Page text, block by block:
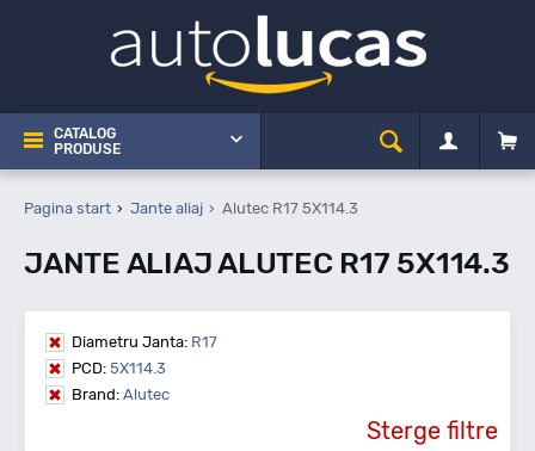
CATALOG
PRODUSE
Pagina start Jante aliaj Alutec R17 5X114.3
JANTE ALIAJ ALUTEC R17 5X114.3
Diametru Janta: R17
PCD: 5X114.3
Brand: Alutec
Sterge filtre